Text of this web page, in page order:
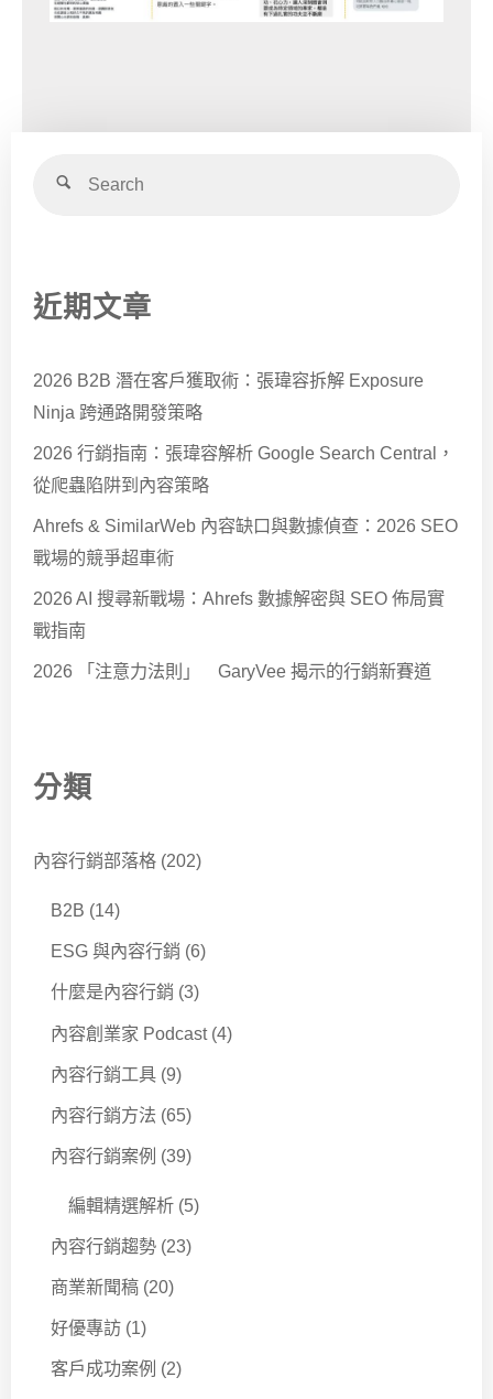
近期文章
2026 B2B 潛在客戶獲取術：張瑋容拆解 Exposure
Ninja 跨通路開發策略
2026 行銷指南：張瑋容解析 Google Search Central，
從爬蟲陷阱到內容策略
Ahrefs & SimilarWeb 內容缺口與數據偵查：2026 SEO
戰場的競爭超車術
2026 AI 搜尋新戰場：Ahrefs 數據解密與 SEO 佈局實
戰指南
2026 「注意力法則」 GaryVee 揭示的行銷新賽道
分類
內容行銷部落格 (202)
B2B (14)
ESG 與內容行銷 (6)
什麼是內容行銷 (3)
內容創業家 Podcast(4)
內容行銷工具 (9)
內容行銷方法 (65)
內容行銷案例 (39)
編輯精選解析 (5)
內容行銷趨勢 (23)
商業新聞稿 (20)
好優專訪 (1)
客戶成功案例 (2)